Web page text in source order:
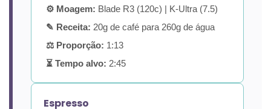
⚙ Moagem: Blade R3 (120c) | K-Ultra (7.5)
✎ Receita: 20g de café para 260g de água
⚖ Proporção: 1:13
⏳ Tempo alvo: 2:45
Espresso